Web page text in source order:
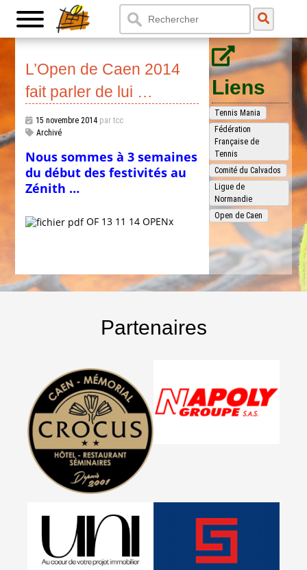
L’Open de Caen 2014
fait parler de lui …
15 novembre 2014 par tcc
Archivé
Nous sommes à 3 semaines
du début des festivités au
Zénith …
OF 13 11 14 OPENx
Liens
Tennis Mania
Fédération
Française de
Tennis
Comité du Calvados
Ligue de
Normandie
Open de Caen
Partenaires